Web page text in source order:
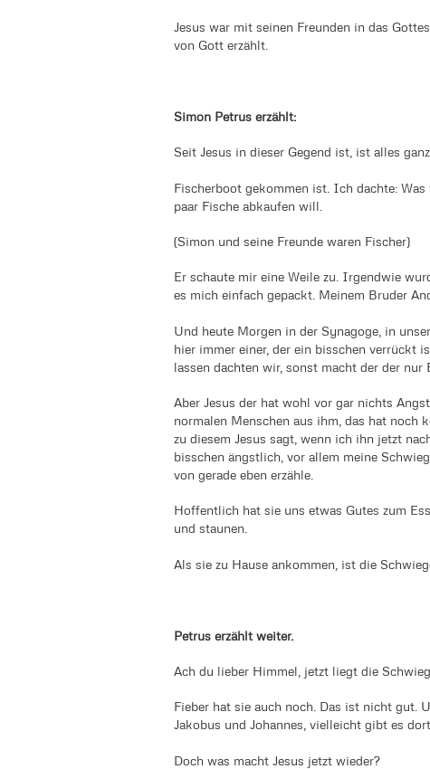
Jesus war mit seinen Freunden in das
von Gott erzählt.
Simon Petrus erzählt:
Seit Jesus in dieser Gegend ist, ist alles
Fischerboot gekommen ist. Ich dachte:
paar Fische abkaufen will.
(Simon und seine Freunde waren Fischer)
Er schaute mir eine Weile zu. Irgendwie
es mich einfach gepackt. Meinem Bruder
Und heute Morgen in der Synagoge, in
hier immer einer, der ein bisschen verrückt
lassen dachten wir, sonst macht der der nur
Aber Jesus der hat wohl vor gar nichts
normalen Menschen aus ihm, das hat noch
zu diesem Jesus sagt, wenn ich ihn jetzt
bisschen ängstlich, vor allem meine
von gerade eben erzähle.
Hoffentlich hat sie uns etwas Gutes zum
und staunen.
Als sie zu Hause ankommen, ist die
Petrus erzählt weiter.
Ach du lieber Himmel, jetzt liegt die
Fieber hat sie auch noch. Das ist nicht gut.
Jakobus und Johannes, vielleicht gibt es
Doch was macht Jesus jetzt wieder?